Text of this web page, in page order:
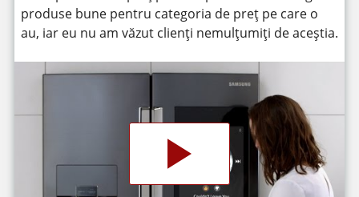
produse bune pentru categoria de preț pe care o
au, iar eu nu am văzut clienți nemulțumiți de aceștia.